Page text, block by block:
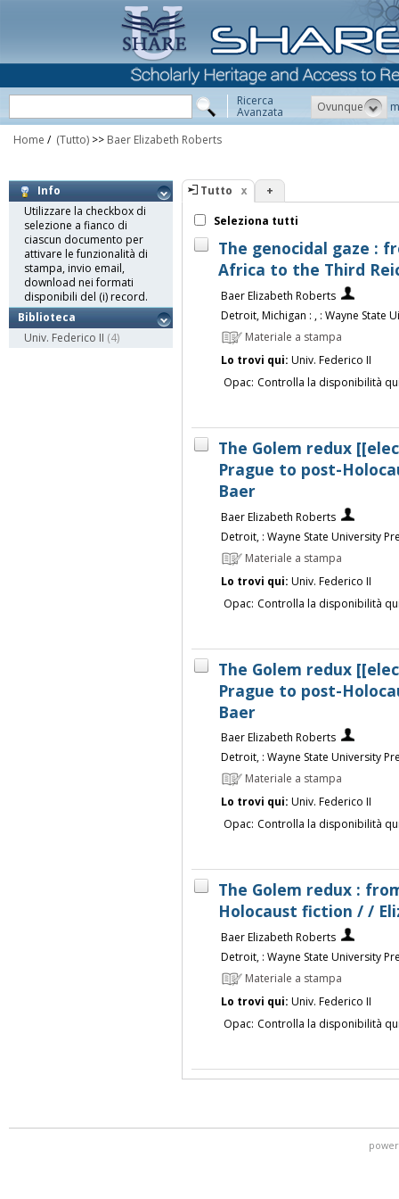
Ricerca
Avanzata Ovunque
Home / (Tutto) >> Baer Elizabeth Roberts
Info
Utilizzare la checkbox di
selezione a fianco di
ciascun documento per
attivare le funzionalità di
stampa, invio email,
download nei formati
disponibili del (i) record.
Biblioteca
Univ. Federico II (4)
Tutto +
Seleziona tutti
The genocidal gaze :
Africa to the Third
Baer Elizabeth Roberts
Detroit, Michigan : , : Wayne State
Materiale a stampa
Lo trovi qui: Univ. Federico II
Opac: Controlla la disponibilità
The Golem redux
Prague to post-
Baer
Baer Elizabeth Roberts
Detroit, : Wayne State University
Materiale a stampa
Lo trovi qui: Univ. Federico II
Opac: Controlla la disponibilità
The Golem redux
Prague to post-
Baer
Baer Elizabeth Roberts
Detroit, : Wayne State University
Materiale a stampa
Lo trovi qui: Univ. Federico II
Opac: Controlla la disponibilità
The Golem redux :
Holocaust fiction / /
Baer Elizabeth Roberts
Detroit, : Wayne State University
Materiale a stampa
Lo trovi qui: Univ. Federico II
Opac: Controlla la disponibilità